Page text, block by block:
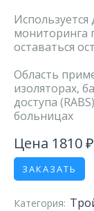
мониторинга
оставаться
Область
изоляторах,
доступа
больницах
Цена 1810 ₽
ЗАКАЗАТЬ
Категория: